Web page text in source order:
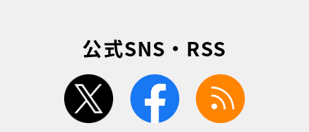
公式SNS・RSS
twitter facebook